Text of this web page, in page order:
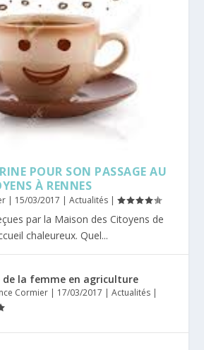
POUR SON PASSAGE AU
À RENNES
| 15/03/2017 |Actualités |
par la Maison des Citoyens de
chaleureux. Quel...
de la femme en agriculture
Cormier | 17/03/2017 |Actualités |